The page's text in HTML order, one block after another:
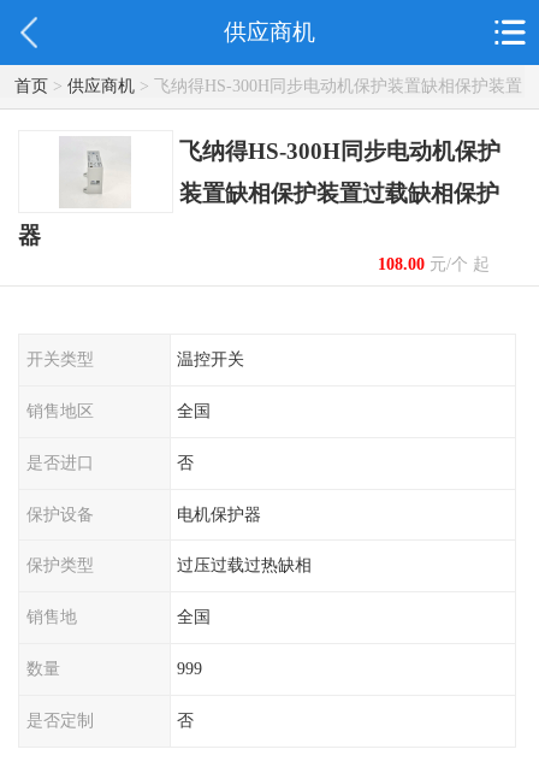
供应商机
首页> 供应商机> 飞纳得HS-300H同步电动机保护装置缺相保护装置
过载缺相保护器
飞纳得HS-300H同步电动机保护
装置缺相保护装置过载缺相保护
器
108.00元/个 起
开关类型 温控开关
销售地区 全国
是否进口 否
保护设备 电机保护器
保护类型 过压过载过热缺相
销售地 全国
数量 999
是否定制 否